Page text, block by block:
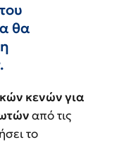
θα
κενών για
από τις
το